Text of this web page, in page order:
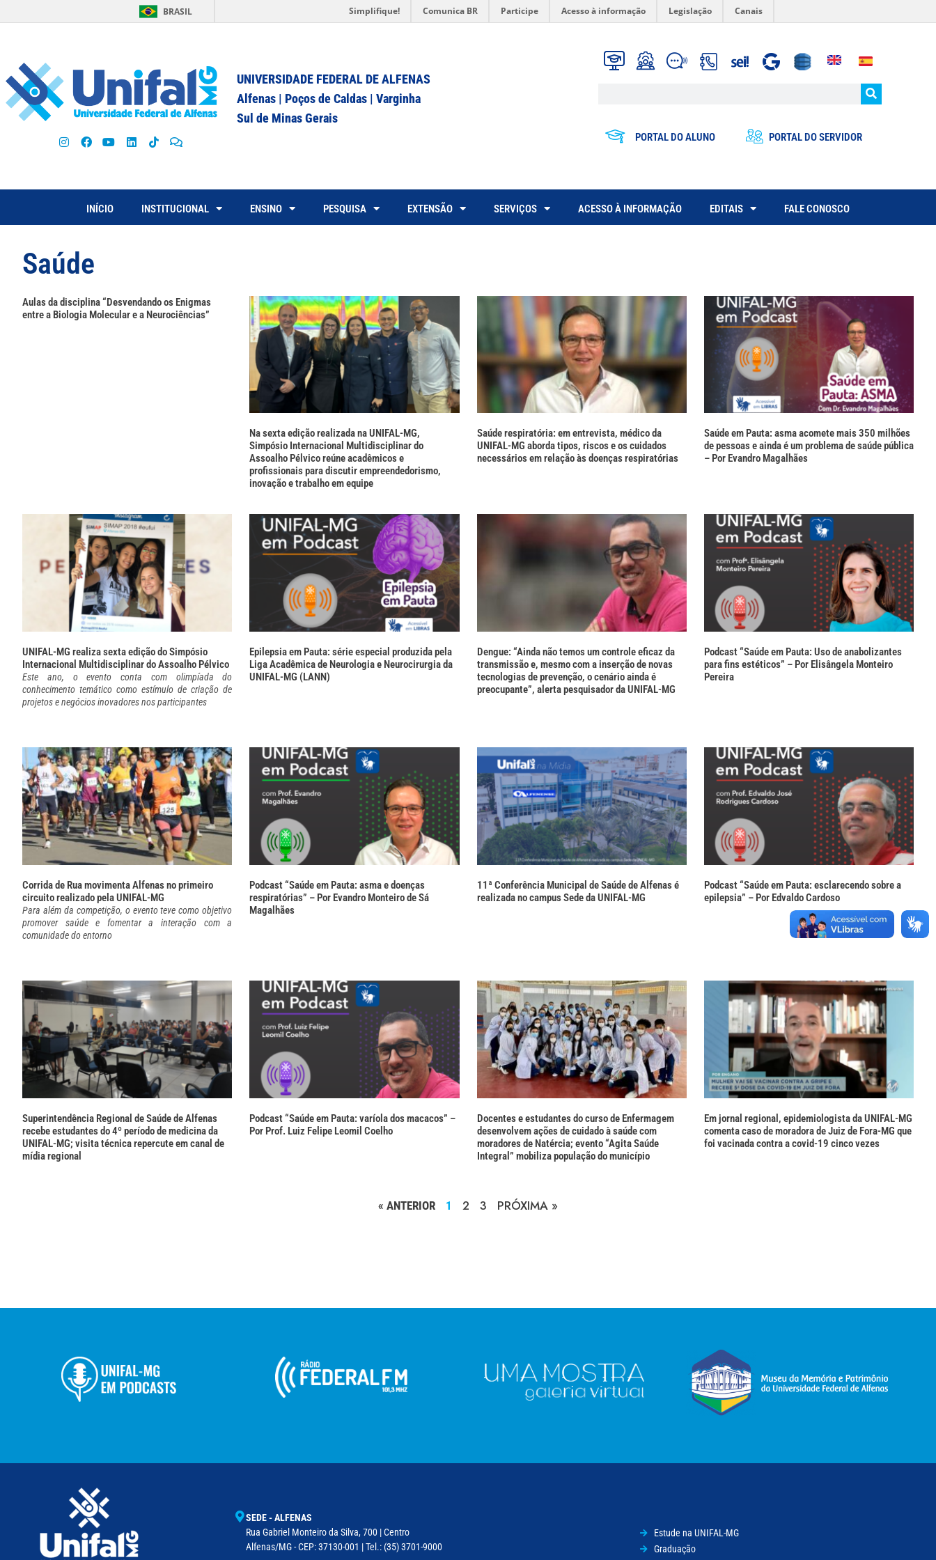
BRASIL Simplifique! Comunica BR Participe Acesso à informação Legislação Canais
UNIVERSIDADE FEDERAL DE ALFENAS
Alfenas | Poços de Caldas | Varginha
Sul de Minas Gerais
PORTAL DO ALUNO PORTAL DO SERVIDOR
INÍCIO INSTITUCIONAL ENSINO PESQUISA EXTENSÃO SERVIÇOS ACESSO À INFORMAÇÃO EDITAIS FALE CONOSCO
Saúde
Aulas da disciplina “Desvendando os Enigmas
entre a Biologia Molecular e a Neurociências”
Na sexta edição realizada na UNIFAL-MG,
Simpósio Internacional Multidisciplinar do
Assoalho Pélvico reúne acadêmicos e
profissionais para discutir empreendedorismo,
inovação e trabalho em equipe
Saúde respiratória: em entrevista, médico da
UNIFAL-MG aborda tipos, riscos e os cuidados
necessários em relação às doenças respiratórias
Saúde em Pauta: asma acomete mais 350 milhões
de pessoas e ainda é um problema de saúde pública
– Por Evandro Magalhães
UNIFAL-MG realiza sexta edição do Simpósio
Internacional Multidisciplinar do Assoalho Pélvico
Este ano, o evento conta com olimpíada do
conhecimento temático como estímulo de criação de
projetos e negócios inovadores nos participantes
Epilepsia em Pauta: série especial produzida pela
Liga Acadêmica de Neurologia e Neurocirurgia da
UNIFAL-MG (LANN)
Dengue: “Ainda não temos um controle eficaz da
transmissão e, mesmo com a inserção de novas
tecnologias de prevenção, o cenário ainda é
preocupante”, alerta pesquisador da UNIFAL-MG
Podcast “Saúde em Pauta: Uso de anabolizantes
para fins estéticos” – Por Elisângela Monteiro
Pereira
Corrida de Rua movimenta Alfenas no primeiro
circuito realizado pela UNIFAL-MG
Para além da competição, o evento teve como objetivo
promover saúde e fomentar a interação com a
comunidade do entorno
Podcast “Saúde em Pauta: asma e doenças
respiratórias” – Por Evandro Monteiro de Sá
Magalhães
11ª Conferência Municipal de Saúde de Alfenas é
realizada no campus Sede da UNIFAL-MG
Podcast “Saúde em Pauta: esclarecendo sobre a
epilepsia” – Por Edvaldo Cardoso
Superintendência Regional de Saúde de Alfenas
recebe estudantes do 4º período de medicina da
UNIFAL-MG; visita técnica repercute em canal de
mídia regional
Podcast “Saúde em Pauta: varíola dos macacos” –
Por Prof. Luiz Felipe Leomil Coelho
Docentes e estudantes do curso de Enfermagem
desenvolvem ações de cuidado à saúde com
moradores de Natércia; evento “Agita Saúde
Integral” mobiliza população do município
Em jornal regional, epidemiologista da UNIFAL-MG
comenta caso de moradora de Juiz de Fora-MG que
foi vacinada contra a covid-19 cinco vezes
« ANTERIOR 1 2 3 PRÓXIMA »
SEDE - ALFENAS
Rua Gabriel Monteiro da Silva, 700 | Centro
Alfenas/MG - CEP: 37130-001 | Tel.: (35) 3701-9000
Estude na UNIFAL-MG
Graduação